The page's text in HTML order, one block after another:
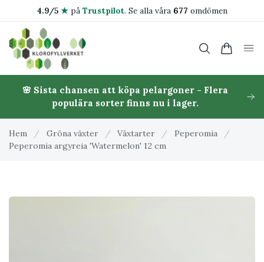
4.9/5 ★på Trustpilot. Se alla våra 677 omdömen
🌸 Sista chansen att köpa pelargoner - Flera
populära sorter finns nu i lager.
Hem / Gröna växter / Växtarter / Peperomia
/
Peperomia argyreia 'Watermelon' 12 cm